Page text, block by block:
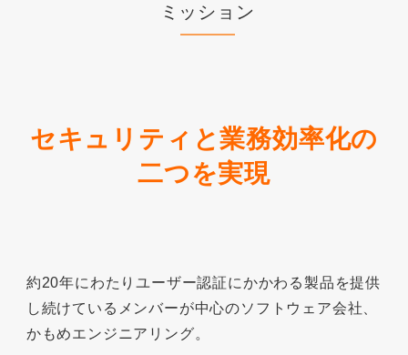
ミッション
セキュリティと業務効率化の
二つを実現
約20年にわたりユーザー認証にかかわる製品を提供
し続けているメンバーが中心のソフトウェア会社、
かもめエンジニアリング。